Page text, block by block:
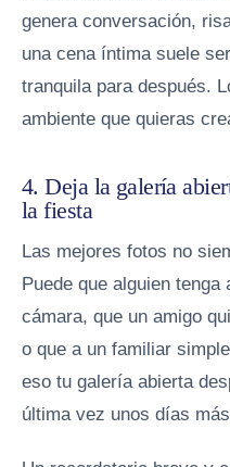
genera conversación,
una cena íntima suele
tranquila para después.
ambiente que quieras
4. Deja la galería
la fiesta
Las mejores fotos no
Puede que alguien tenga
cámara, que un amigo
o que a un familiar
eso tu galería abierta
última vez unos días